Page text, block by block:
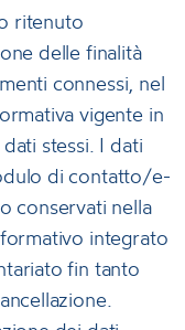
ritenuto
delle finalità
connessi, nel
vigente in
stessi. I dati
di contatto/e-
conservati nella
integrato
fin tanto